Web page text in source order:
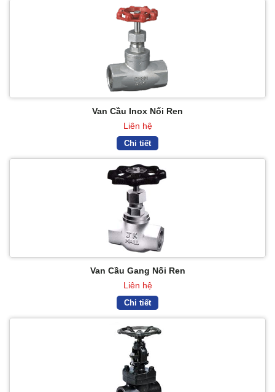
Van Cầu Inox Nối Ren
Liên hệ
Chi tiết
Van Cầu Gang Nối Ren
Liên hệ
Chi tiết